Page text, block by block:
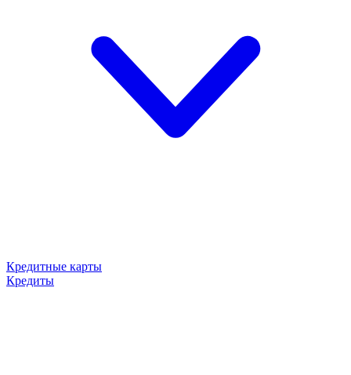
Кредитные карты
Кредиты